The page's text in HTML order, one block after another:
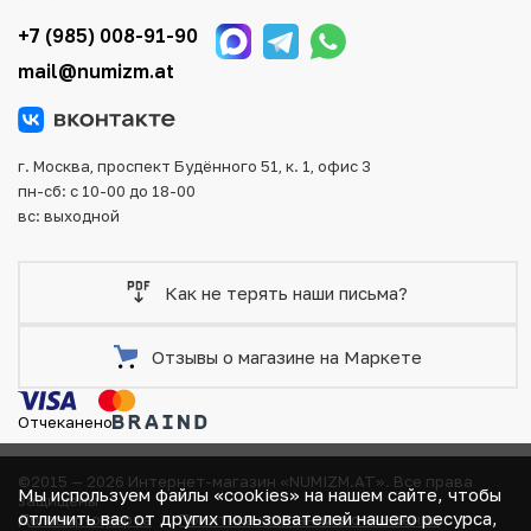
В КОРЗИНЕ
тщательно упаковываются, что исключает возможность
повреждения во время доставки.
+7 (985) 008-91-90
mail@numizm.at
г. Москва, проспект Будённого 51, к. 1, офис 3
пн-сб: с 10-00 до 18-00
вс: выходной
©2015 — 2026 Интернет-магазин «NUMIZM.AT». Все права
защищены
Договор-оферта
Политика компании в отношении
Как не терять наши письма?
Отзывы о магазине на Маркете
Отчеканено
Мы используем файлы «cookies» на нашем сайте, чтобы
отличить вас от других пользователей нашего ресурса,